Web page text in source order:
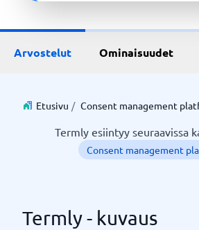
Arvostelut Ominaisuudet
Etusivu / Consent management
Termly esiintyy seuraavissa
Consent management
Termly - kuvaus